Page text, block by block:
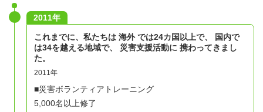
2011年
これまでに、私たちは 海外 では24カ国以上で、 国内で
は34を越える地域で、 災害支援活動に 携わってきまし
た。
2011年
■災害ボランティアトレーニング
5,000名以上修了